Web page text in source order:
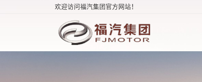
欢迎访问福汽集团官方网站！